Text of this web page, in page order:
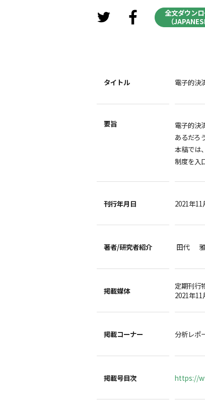
全文ダウン
（
タイトル 電子的決
要旨
電子的決
あるだろ
本稿では
制度を入
刊行年月日 2021年11
著者/研究者紹介 田代 雅
掲載媒体
定期刊行
2021年
掲載コーナー 分析レポ
掲載号目次 https://